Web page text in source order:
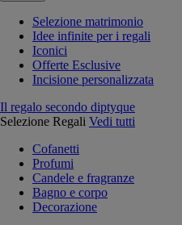
Selezione matrimonio
Idee infinite per i regali
Iconici
Offerte Esclusive
Incisione personalizzata
Il regalo secondo diptyque
Selezione Regali Vedi tutti
Cofanetti
Profumi
Candele e fragranze
Bagno e corpo
Decorazione